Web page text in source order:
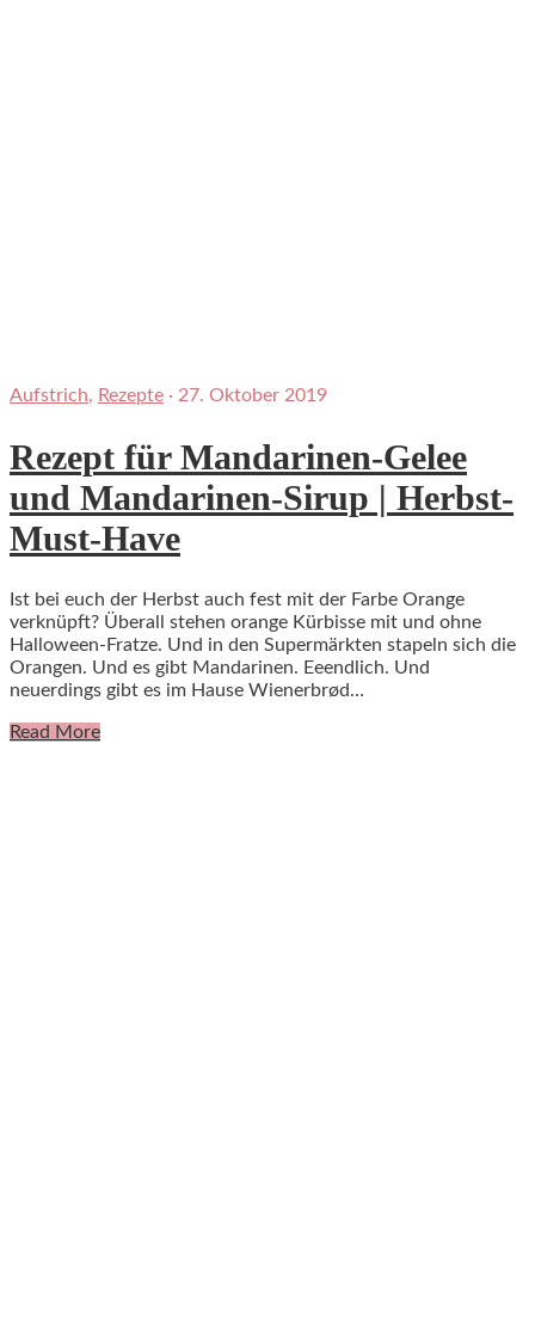
Aufstrich, Rezepte · 27. Oktober 2019
Rezept für Mandarinen-Gelee
und Mandarinen-Sirup | Herbst-
Must-Have
Ist bei euch der Herbst auch fest mit der Farbe Orange
verknüpft? Überall stehen orange Kürbisse mit und ohne
Halloween-Fratze. Und in den Supermärkten stapeln sich die
Orangen. Und es gibt Mandarinen. Eeendlich. Und
neuerdings gibt es im Hause Wienerbrød…
Read More